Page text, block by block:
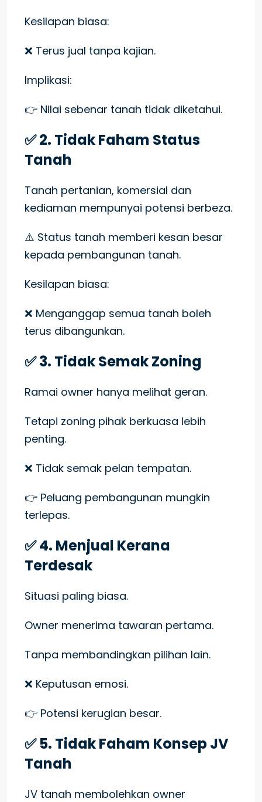
Kesilapan biasa:
❌ Terus jual tanpa kajian.
Implikasi:
👉 Nilai sebenar tanah tidak diketahui.
✅ 2. Tidak Faham Status
Tanah
Tanah pertanian, komersial dan
kediaman mempunyai potensi berbeza.
⚠️ Status tanah memberi kesan besar
kepada pembangunan tanah.
Kesilapan biasa:
❌ Menganggap semua tanah boleh
terus dibangunkan.
✅ 3. Tidak Semak Zoning
Ramai owner hanya melihat geran.
Tetapi zoning pihak berkuasa lebih
penting.
❌ Tidak semak pelan tempatan.
👉 Peluang pembangunan mungkin
terlepas.
✅ 4. Menjual Kerana
Terdesak
Situasi paling biasa.
Owner menerima tawaran pertama.
Tanpa membandingkan pilihan lain.
❌ Keputusan emosi.
👉 Potensi kerugian besar.
✅ 5. Tidak Faham Konsep JV
Tanah
JV tanah membolehkan owner